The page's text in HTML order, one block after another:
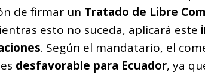
p e
r
k r
de firmar un Tratado de Libre
esto no suceda, aplicará este
. Según el mandatario, el
desfavorable para Ecuador, ya